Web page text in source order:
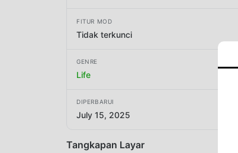
FITUR MOD
Tidak terkunci
GENRE
Life
DIPERBARUI
July 15, 2025
Tangkapan Layar